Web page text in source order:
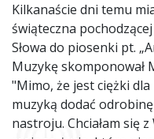
Kilkanaście dni temu
świąteczna
Słowa do piosenki pt.
Muzykę skomponował
"Mimo, że jest ciężki
muzyką dodać
nastroju. Chciałam się